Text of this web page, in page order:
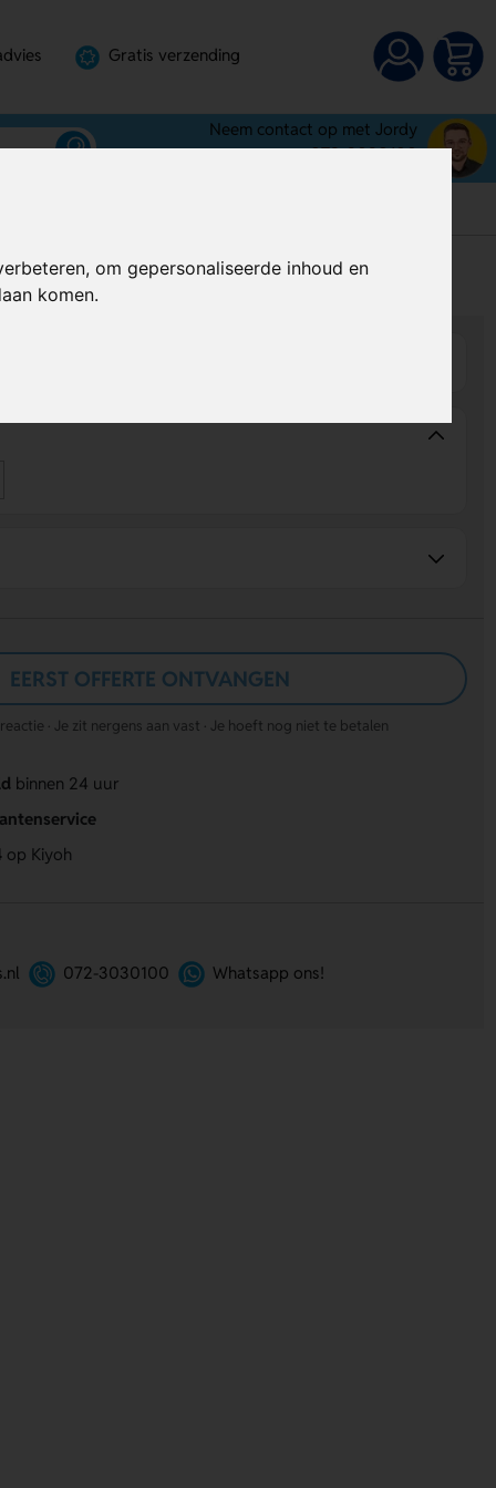
om gepersonaliseerde inhoud en
komen.
Gratis verzending
Neem contact op met Jordy
072-3030100
Prijs op aanvraag
EERST OFFERTE ONTVANGEN
· Je zit nergens aan vast · Je hoeft nog niet te betalen
binnen 24 uur
op Kiyoh
072-3030100 Whatsapp ons!